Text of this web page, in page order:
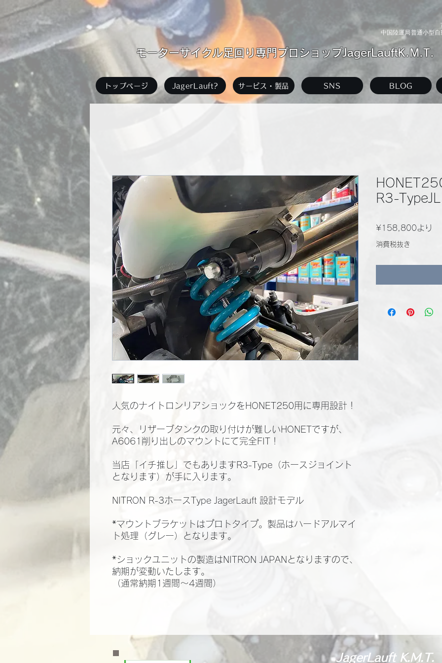
中国陸運局普通小型
​モーターサイクル足回り専門プロショップJagerLauftK.M.T.
トップページ JagerLauft? サービス・製品 SNS BLOG
人気のナイトロンリアショックをHONET250用に専用設計！
元々、リザーブタンクの取り付けが難しいHONETですが、
A6061削り出しのマウントにて完全FIT！
当店「イチ推し」でもありますR3-Type（ホースジョイント
となります）が手に入ります。
NITRON R-3ホースType JagerLauft 設計モデル
*マウントブラケットはプロトタイプ。製品はハードアルマイ
ト処理（グレー）となります。
*ショックユニットの製造はNITRON JAPANとなりますので、
納期が変動いたします。
（通常納期1週間～4週間）
R3-
¥158,800より
消費税抜き
JagerLauft K.M.T.